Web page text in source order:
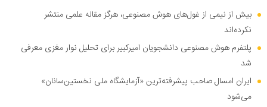
بیش از نیمی از غول‌های هوش مصنوعی، هرگز مقاله علمی منتشر
نکرده‌اند
پلتفرم هوش مصنوعی دانشجویان امیرکبیر برای تحلیل نوار مغزی معرفی
شد
ایران امسال صاحب پیشرفته‌ترین «آزمایشگاه ملی نخستین‌سانان»
می‌شود